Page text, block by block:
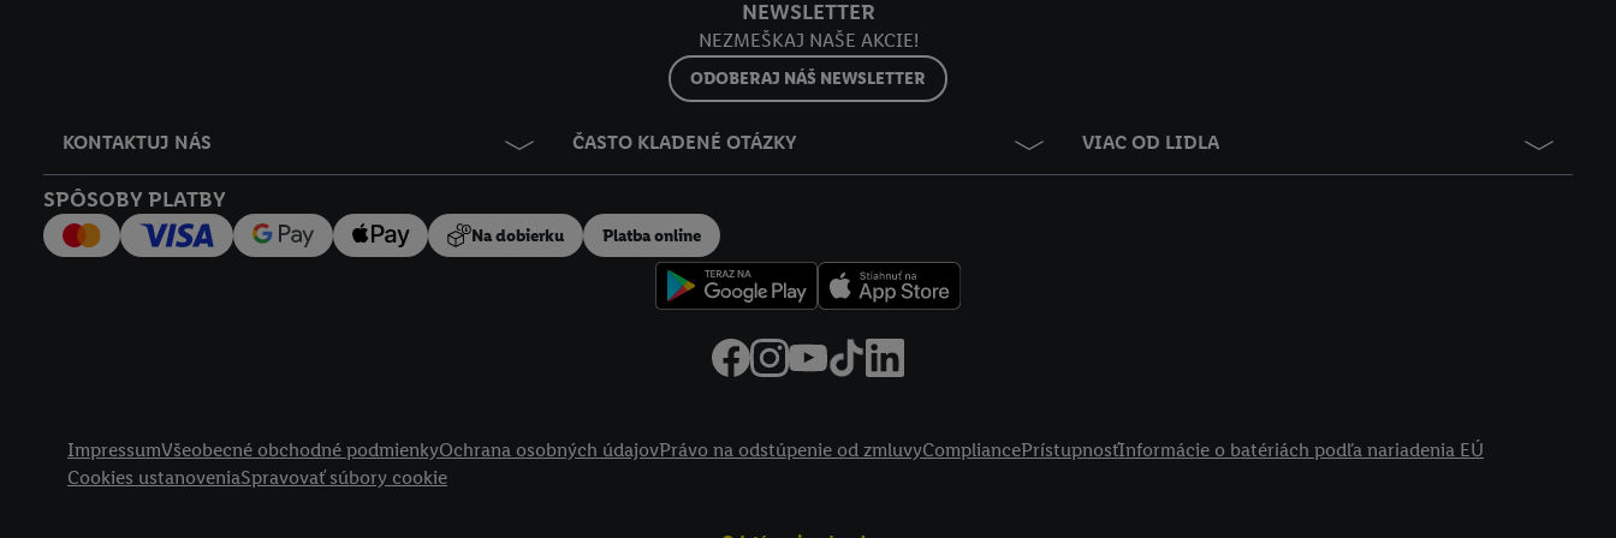
NEWSLETTER
NEZMEŠKAJ NAŠE AKCIE!
ODOBERAJ NÁŠ NEWSLETTER
KONTAKTUJ NÁS ČASTO KLADENÉ OTÁZKY VIAC OD LIDLA
SPÔSOBY PLATBY
Na dobierku Platba online
ImpressumVšeobecné obchodné podmienkyOchrana osobných údajovPrávo na odstúpenie od zmluvyCompliancePrístupnosťInformácie o batériách podľa nariadenia EÚ
Cookies ustanoveniaSpravovať súbory cookie